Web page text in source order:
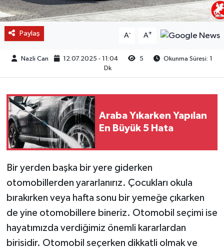
Paylaş A- A+
Nazli Can 12.07.2025 - 11:04 5
Okunma Süresi: 1
Dk
Araba Yıkarken Yapılan
En Büyük 5 Hata
Bir yerden başka bir yere giderken
otomobillerden yararlanırız. Çocukları okula
bırakırken veya hafta sonu bir yemeğe çıkarken
de yine otomobillere bineriz. Otomobil seçimi ise
hayatımızda verdiğimiz önemli kararlardan
birisidir. Otomobil seçerken dikkatli olmak ve